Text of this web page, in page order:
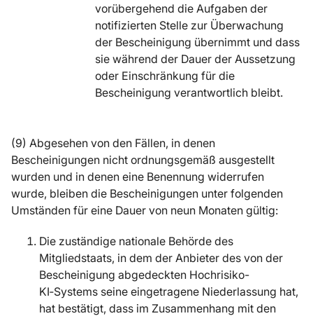
vorübergehend die Aufgaben der
notifizierten Stelle zur Überwachung
der Bescheinigung übernimmt und dass
sie während der Dauer der Aussetzung
oder Einschränkung für die
Bescheinigung verantwortlich bleibt.
(9) Abgesehen von den Fällen, in denen
Bescheinigungen nicht ordnungsgemäß ausgestellt
wurden und in denen eine Benennung widerrufen
wurde, bleiben die Bescheinigungen unter folgenden
Umständen für eine Dauer von neun Monaten gültig:
Die zuständige nationale Behörde des
Mitgliedstaats, in dem der Anbieter des von der
Bescheinigung abgedeckten Hochrisiko-
KI‑Systems seine eingetragene Niederlassung hat,
hat bestätigt, dass im Zusammenhang mit den